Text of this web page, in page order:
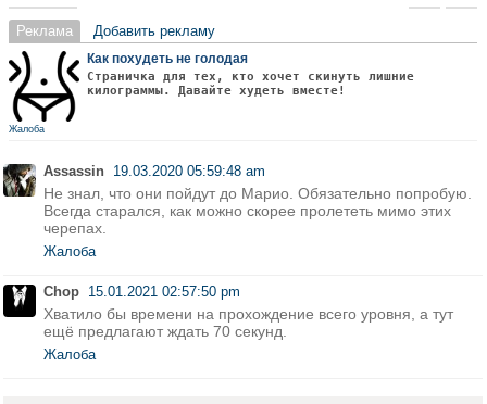
Реклама Добавить рекламу
Как похудеть не голодая
Страничка для тех, кто хочет скинуть лишние
килограммы. Давайте худеть вместе!
Жалоба
Assassin 19.03.2020 05:59:48 am
Не знал, что они пойдут до Марио. Обязательно попробую.
Всегда старался, как можно скорее пролететь мимо этих
черепах.
Жалоба
Chop 15.01.2021 02:57:50 pm
Хватило бы времени на прохождение всего уровня, а тут
ещё предлагают ждать 70 секунд.
Жалоба